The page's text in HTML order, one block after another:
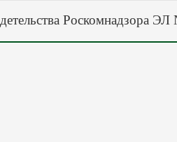
Роскомнадзора